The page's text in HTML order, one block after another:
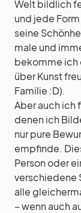
Welt bildlich
und jede
seine
male und
bekomme ich
über Kunst
Familie :D).
Aber auch ich
denen ich
nur pure
empfinde.
Person oder
verschiedene
alle
– wenn auch